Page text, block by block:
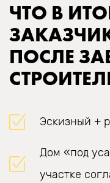
ЧТО В
ПОСЛЕ
Эскизный +
Дом «под
участке